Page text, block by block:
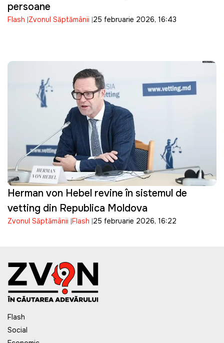
persoane
Flash Zvonul Săptămânii 25 februarie 2026, 16:43
Herman von Hebel revine în sistemul de
vetting din Republica Moldova
Zvonul Săptămânii Flash 25 februarie 2026, 16:22
Flash
Social